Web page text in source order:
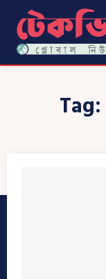
Tag: